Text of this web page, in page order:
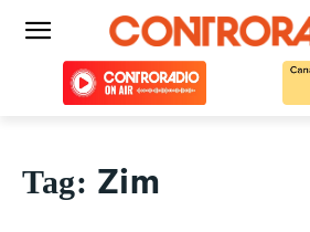
Tag: Zim